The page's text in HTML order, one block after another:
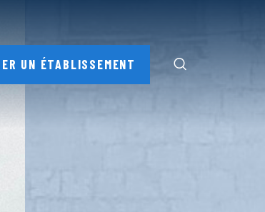
UN ÉTABLISSEMENT